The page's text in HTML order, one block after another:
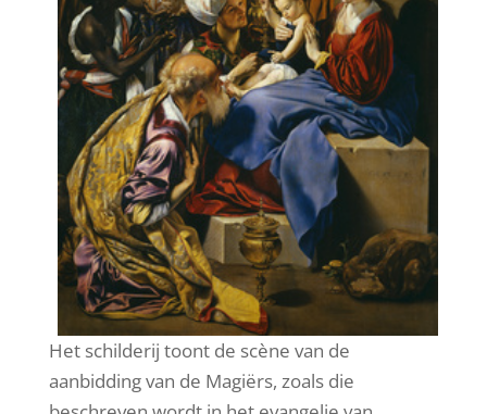
Het schilderij toont de scène van de
aanbidding van de Magiërs, zoals die